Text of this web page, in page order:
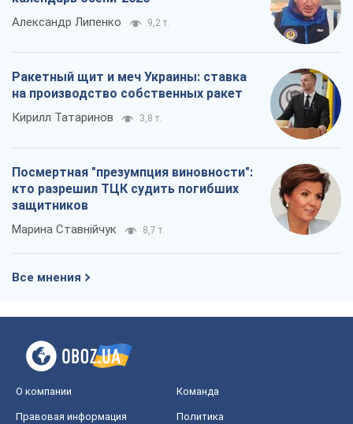
Александр Липенко 9,2 т.
Ракетный щит и меч Украины: ставка
на производство собственных ракет
Кирилл Татаринов 3,8 т.
Посмертная "презумпция виновности":
кто разрешил ТЦК судить погибших
защитников
Марина Ставнійчук 8,7 т.
Все мнения
О компании Команда
Правовая информация
Политика